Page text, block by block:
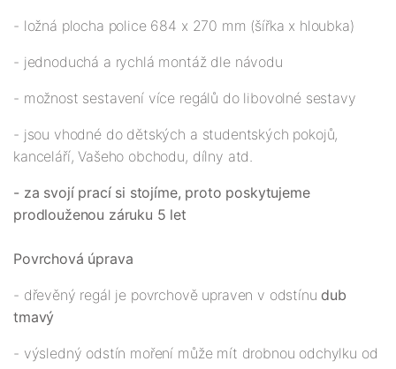
- ložná plocha police 684 x 270 mm (šířka x hloubka)
- jednoduchá a rychlá montáž dle návodu
- možnost sestavení více regálů do libovolné sestavy
- jsou vhodné do dětských a studentských pokojů,
kanceláří, Vašeho obchodu, dílny atd.
- za svojí prací si stojíme, proto poskytujeme
prodlouženou záruku 5 let
Povrchová úprava
- dřevěný regál je povrchově upraven v odstínu dub
tmavý
- výsledný odstín moření může mít drobnou odchylku od